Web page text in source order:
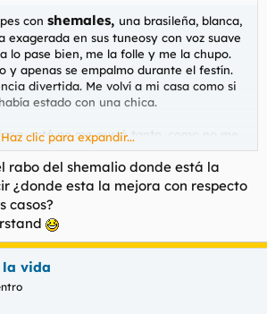
con shemales, una brasileña, blanca,
exagerada en sus tuneosy con voz suave
lo pase bien, me la folle y me la chupo.
y apenas se empalmo durante el festín.
divertida. Me volví a mi casa como si
estado con una chica.
está no me gustó tanto, como no me
la chupo se trago la lefa y me fui.
años, 10/12 más o menos. No he
si se tercia de encontrar algo bonito , no
Haz clic para expandir...
rabo del shemalio donde está la
¿donde esta la mejora con respecto
casos?
la vida